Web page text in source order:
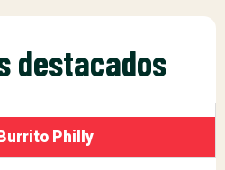
destacados
Philly